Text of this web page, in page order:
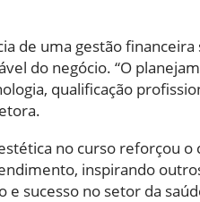
de uma gestão
do negócio. “O
qualificação
no curso reforçou
inspirando
sucesso no setor da